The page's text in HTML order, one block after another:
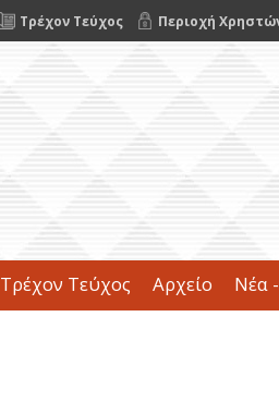
Τρέχον Τεύχος Περιοχή
Τρέχον Τεύχος Αρχείο Νέα